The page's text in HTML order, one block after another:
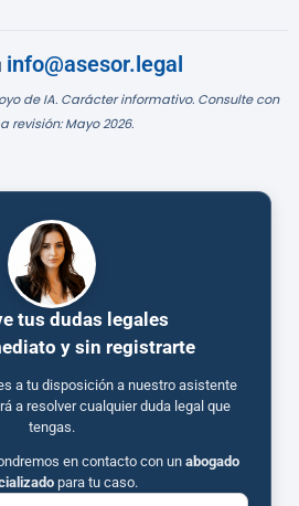
info@asesor.legal
de IA. Carácter informativo. Consulte con
Mayo 2026.
tus dudas legales
y sin registrarte
a tu disposición a nuestro asistente
a resolver cualquier duda legal que
tengas.
en contacto con un abogado
para tu caso.